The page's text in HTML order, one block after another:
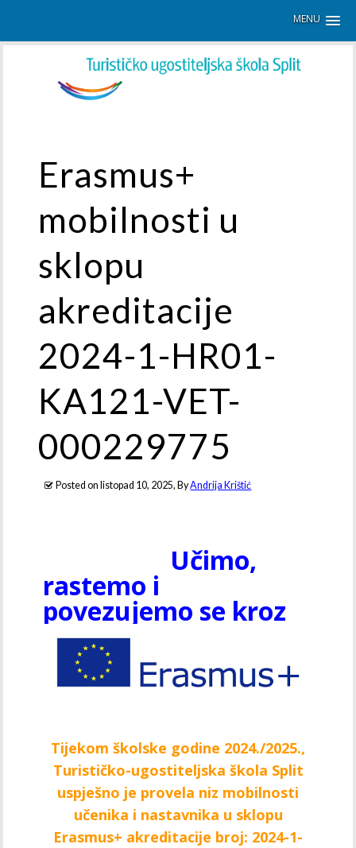
MENU
Erasmus+
mobilnosti u
sklopu
akreditacije
2024-1-HR01-
KA121-VET-
000229775
Posted on listopad 10, 2025, ByAndrija Krištić
Učimo,
rastemo i
povezujemo se kroz
Tijekom školske godine 2024./2025.,
Turističko-ugostiteljska škola Split
uspješno je provela niz mobilnosti
učenika i nastavnika u sklopu
Erasmus+ akreditacije broj: 2024-1-